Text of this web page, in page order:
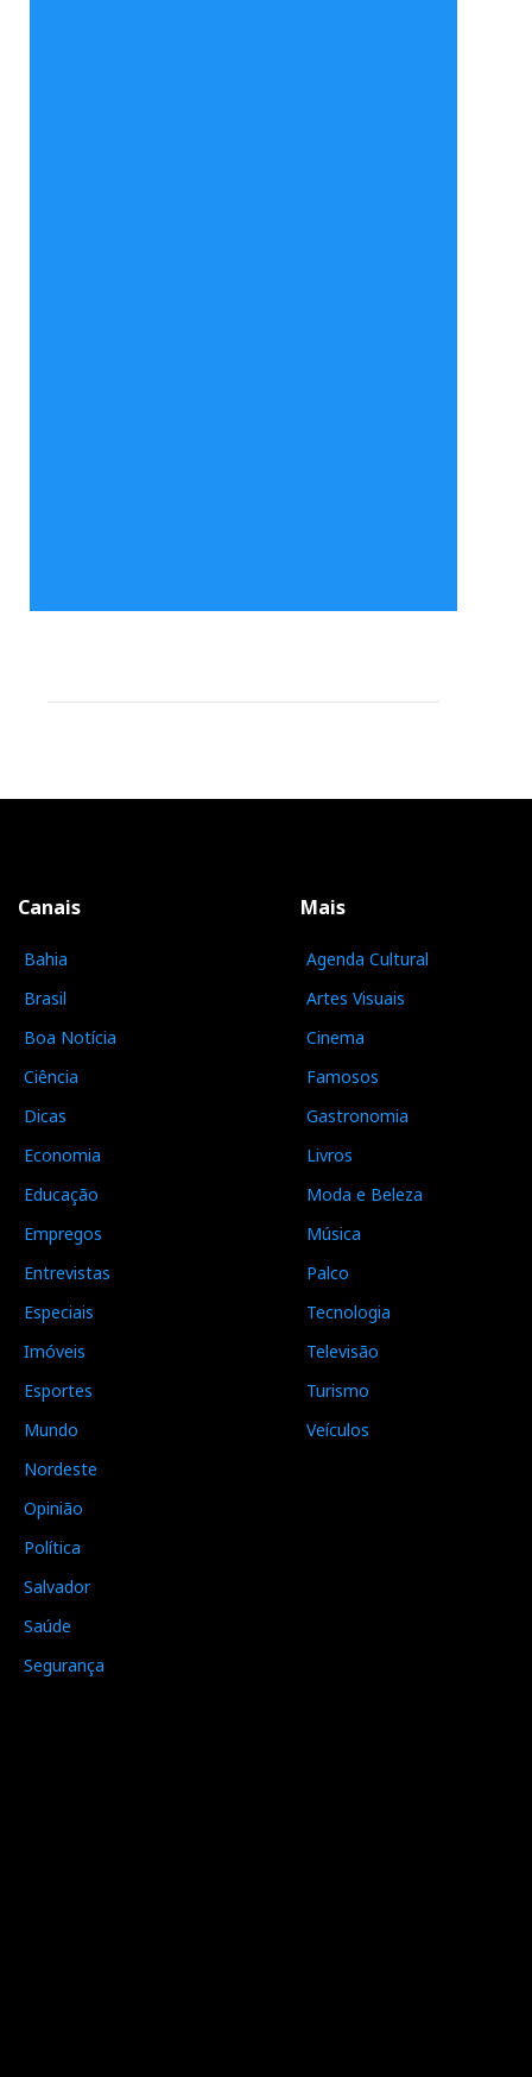
Canais
Bahia
Brasil
Boa Notícia
Ciência
Dicas
Economia
Educação
Empregos
Entrevistas
Especiais
Imóveis
Esportes
Mundo
Nordeste
Opinião
Política
Salvador
Saúde
Segurança
Mais
Agenda Cultural
Artes Visuais
Cinema
Famosos
Gastronomia
Livros
Moda e Beleza
Música
Palco
Tecnologia
Televisão
Turismo
Veículos